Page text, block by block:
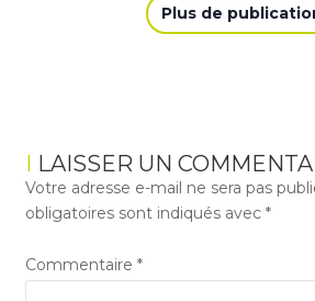
Plus de
LAISSER UN
Votre adresse e-mail ne sera pas
obligatoires sont indiqués avec *
Commentaire *